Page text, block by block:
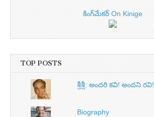
కింగ్‌మేకర్ On Kinige
TOP POSTS
శ్రీశ్రీ: అందరి కవి! అందని రవి!
Biography